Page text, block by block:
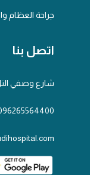
جراحة العظام
اتصل بنا
شارع وصفي